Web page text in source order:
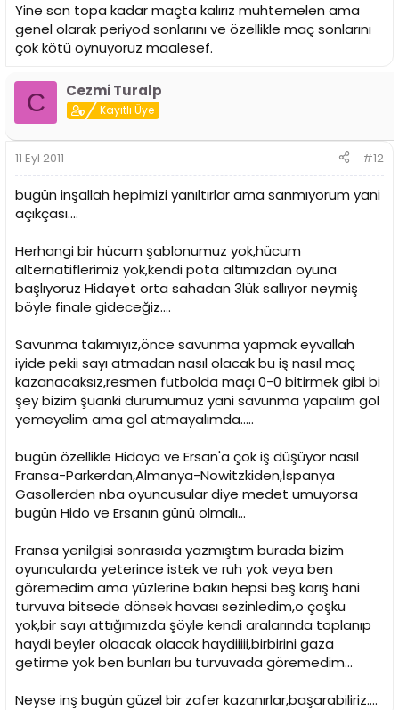
Yine son topa kadar maçta kalırız muhtemelen ama
genel olarak periyod sonlarını ve özellikle maç sonlarını
çok kötü oynuyoruz maalesef.
C Cezmi Turalp
Kayıtlı Üye
11 Eyl 2011 #12
bugün inşallah hepimizi yanıltırlar ama sanmıyorum yani
açıkçası....
Herhangi bir hücum şablonumuz yok,hücum
alternatiflerimiz yok,kendi pota altımızdan oyuna
başlıyoruz Hidayet orta sahadan 3lük sallıyor neymiş
böyle finale gideceğiz....
Savunma takımıyız,önce savunma yapmak eyvallah
iyide pekii sayı atmadan nasıl olacak bu iş nasıl maç
kazanacaksız,resmen futbolda maçı 0-0 bitirmek gibi bi
şey bizim şuanki durumumuz yani savunma yapalım gol
yemeyelim ama gol atmayalımda.....
bugün özellikle Hidoya ve Ersan'a çok iş düşüyor nasıl
Fransa-Parkerdan,Almanya-Nowitzkiden,İspanya
Gasollerden nba oyuncusular diye medet umuyorsa
bugün Hido ve Ersanın günü olmalı...
Fransa yenilgisi sonrasıda yazmıştım burada bizim
oyuncularda yeterince istek ve ruh yok veya ben
göremedim ama yüzlerine bakın hepsi beş karış hani
turvuva bitsede dönsek havası sezinledim,o çoşku
yok,bir sayı attığımızda şöyle kendi aralarında toplanıp
haydi beyler olaacak olacak haydiiiii,birbirini gaza
getirme yok ben bunları bu turvuvada göremedim...
Neyse inş bugün güzel bir zafer kazanırlar,başarabiliriz....